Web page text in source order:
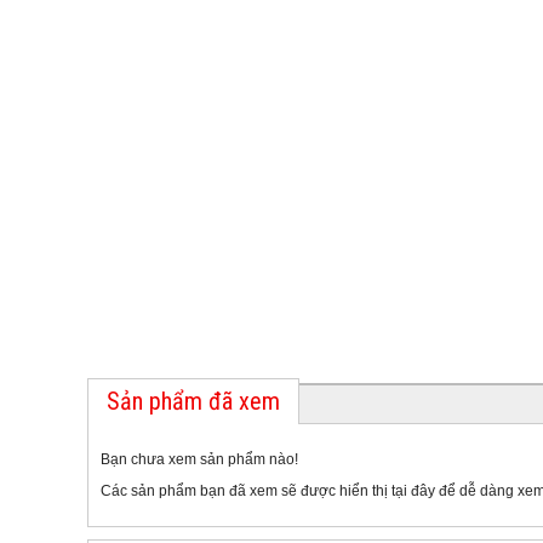
Sản phẩm đã xem
Bạn chưa xem sản phẩm nào!
Các sản phẩm bạn đã xem sẽ được hiển thị tại đây để dễ dàng